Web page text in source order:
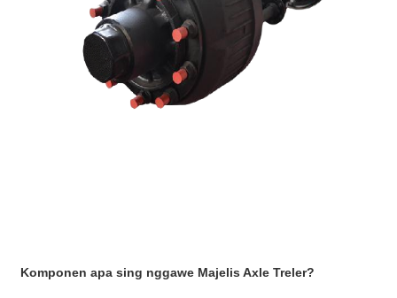
Komponen apa sing nggawe Majelis Axle Treler?